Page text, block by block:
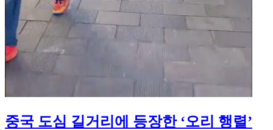
중국 도심 길거리에 등장한 ‘오리 행렬’